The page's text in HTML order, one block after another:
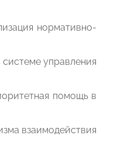
нормативно-
управления
помощь в
взаимодействия